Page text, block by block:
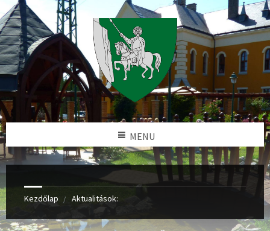
MENU
Kezdőlap Aktualitások: